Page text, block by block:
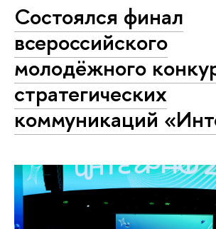
Состоялся финал
всероссийского
молодёжного
стратегических
коммуникаций